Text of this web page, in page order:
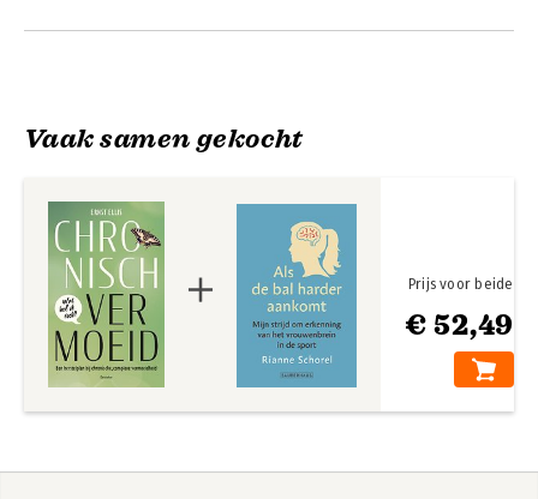
Vaak samen gekocht
€ 52,49
Prijs voor beide